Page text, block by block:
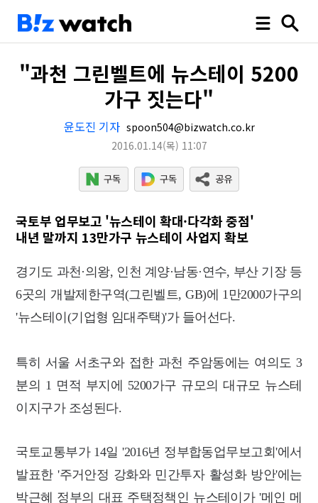
"과천 그린벨트에 뉴스테이 5200
가구 짓는다"
윤도진 기자 spoon504@bizwatch.co.kr
2016.01.14(목) 11:07
국토부 업무보고 '뉴스테이 확대·다각화 중점'
내년 말까지 13만가구 뉴스테이 사업지 확보
경기도 과천·의왕, 인천 계양·남동·연수, 부산 기장 등
6곳의 개발제한구역(그린벨트, GB)에 1만2000가구의
'뉴스테이(기업형 임대주택)'가 들어선다.
특히 서울 서초구와 접한 과천 주암동에는 여의도 3
분의 1 면적 부지에 5200가구 규모의 대규모 뉴스테
이지구가 조성된다.
국토교통부가 14일 '2016년 정부합동업무보고회'에서
발표한 '주거안정 강화와 민간투자 활성화 방안'에는
박근혜 정부의 대표 주택정책인 뉴스테이가 '메인 메